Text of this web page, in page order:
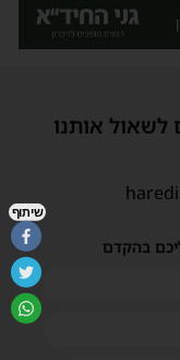
לשאול אותנו
בהקדם
שיתוף